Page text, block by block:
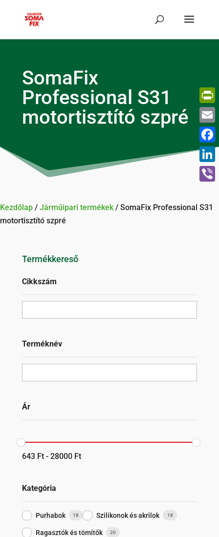
SomaFix
Professional S31
motortisztító szpré
Kezdőlap / Járműipari termékek/ SomaFix Professional S31
motortisztító szpré
Termékkereső
Cikkszám
Terméknév
Ár
643 Ft- 28000 Ft
Kategória
Purhabok 18 Szilikonok és akrilok 18
Ragasztók és tömítők 20
Email